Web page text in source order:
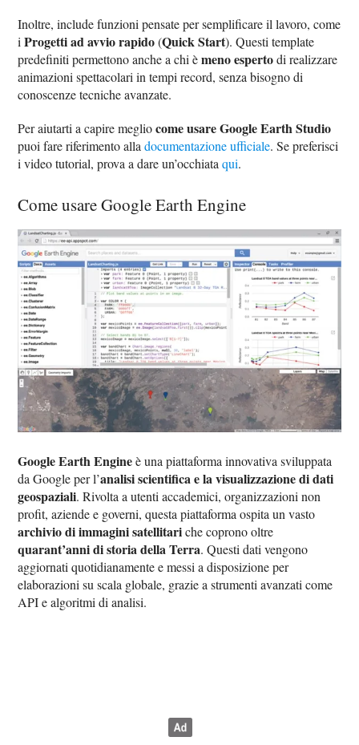
Inoltre, include funzioni pensate per semplificare il lavoro, come
iProgetti ad avvio rapido(Quick Start). Questi template
predefiniti permettono anche a chi èmeno espertodi realizzare
animazioni spettacolari in tempi record, senza bisogno di
conoscenze tecniche avanzate.
Per aiutarti a capire megliocome usare Google Earth Studio
puoi fare riferimento alladocumentazione ufficiale. Se preferisci
i video tutorial, prova a dare un’occhiataqui.
Come usare Google Earth Engine
Google Earth Engineè una piattaforma innovativa sviluppata
da Google per l’analisi scientifica e la visualizzazione di dati
geospaziali. Rivolta a utenti accademici, organizzazioni non
profit, aziende e governi, questa piattaforma ospita un vasto
archivio di immagini satellitariche coprono oltre
quarant’anni di storia della Terra. Questi dati vengono
aggiornati quotidianamente e messi a disposizione per
elaborazioni su scala globale, grazie a strumenti avanzati come
API e algoritmi di analisi.